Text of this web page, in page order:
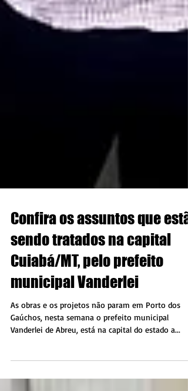
Confira os assuntos que
sendo tratados na capital
Cuiabá/MT, pelo prefeito
municipal Vanderlei
Vanderlei de Abreu, está na capital do estado a...